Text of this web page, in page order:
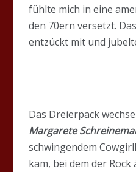
fühlte mich in eine
den 70ern versetzt.
entzückt mit und
Das Dreierpack
Margarete
schwingendem
kam, bei dem der